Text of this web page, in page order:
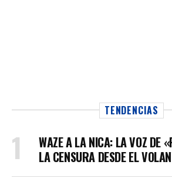
TENDENCIAS
WAZE A LA NICA: LA VOZ DE
LA CENSURA DESDE EL